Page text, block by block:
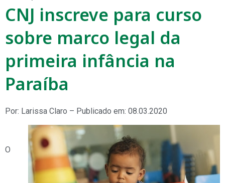
CNJ inscreve para curso
sobre marco legal da
primeira infância na
Paraíba
Por: Larissa Claro – Publicado em: 08.03.2020
O